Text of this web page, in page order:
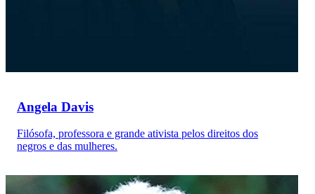
Angela Davis
Filósofa, professora e grande ativista pelos direitos dos
negros e das mulheres.